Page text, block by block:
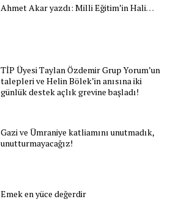
Ahmet Akar yazdı: Milli Eğitim’in Hali…
TİP Üyesi Taylan Özdemir Grup Yorum’un
talepleri ve Helin Bölek’in anısına iki
günlük destek açlık grevine başladı!
Gazi ve Ümraniye katliamını unutmadık,
unutturmayacağız!
Emek en yüce değerdir